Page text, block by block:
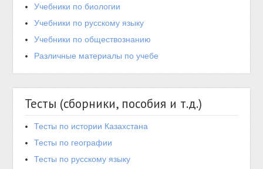
Учебники по биологии
Учебники по русскому языку
Учебники по обществознанию
Различные материалы по учебе
Тесты (сборники, пособия и т.д.)
Тесты по истории Казахстана
Тесты по географии
Тесты по русскому языку